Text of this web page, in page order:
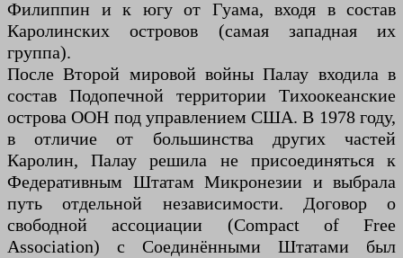
Филиппин и к югу от Гуама, входя в состав
Каролинских островов (самая западная их
группа).
После Второй мировой войны Палау входила в
состав Подопечной территории Тихоокеанские
острова ООН под управлением США. В 1978 году,
в отличие от большинства других частей
Каролин, Палау решила не присоединяться к
Федеративным Штатам Микронезии и выбрала
путь отдельной независимости. Договор о
свободной ассоциации (Compact of Free
Association) с Соединёнными Штатами был